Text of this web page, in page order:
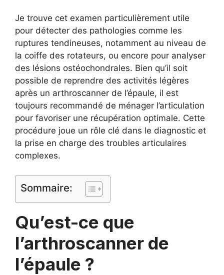
Je trouve cet examen particulièrement utile
pour détecter des pathologies comme les
ruptures tendineuses, notamment au niveau de
la coiffe des rotateurs, ou encore pour analyser
des lésions ostéochondrales. Bien qu’il soit
possible de reprendre des activités légères
après un arthroscanner de l’épaule, il est
toujours recommandé de ménager l’articulation
pour favoriser une récupération optimale. Cette
procédure joue un rôle clé dans le diagnostic et
la prise en charge des troubles articulaires
complexes.
Sommaire:
Qu’est-ce que
l’arthroscanner de
l’épaule ?